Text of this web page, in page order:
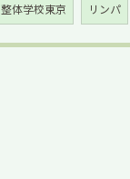
整体学校東京 リンパ